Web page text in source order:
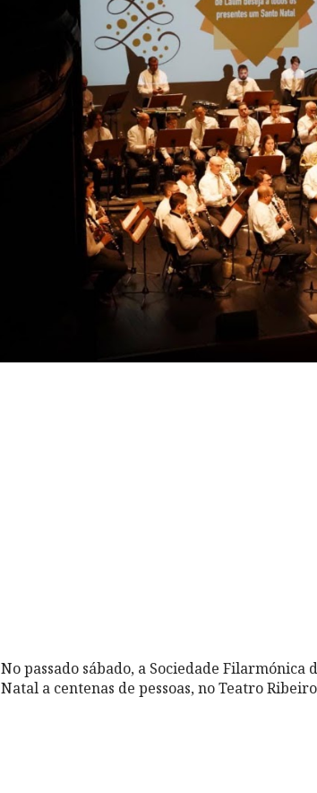
No passado sábado, a Sociedade
Natal a centenas de pessoas, no Teatro